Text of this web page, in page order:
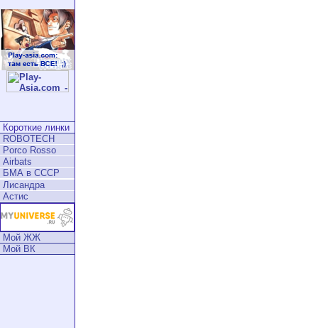
Короткие линки
ROBOTECH
Porco Rosso
Airbats
БМА в СССР
Лисандра
Астис
Мой ЖЖ
Мой ВК